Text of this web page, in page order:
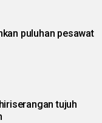
puluhan pesawat
tujuh